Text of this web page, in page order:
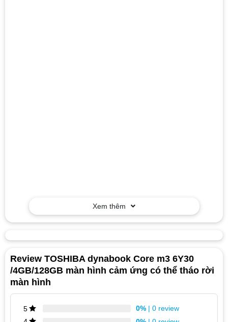
Xem thêm
Review TOSHIBA dynabook Core m3 6Y30
/4GB/128GB màn hình cảm ứng có thể tháo rời
màn hình
5 0% | 0 review